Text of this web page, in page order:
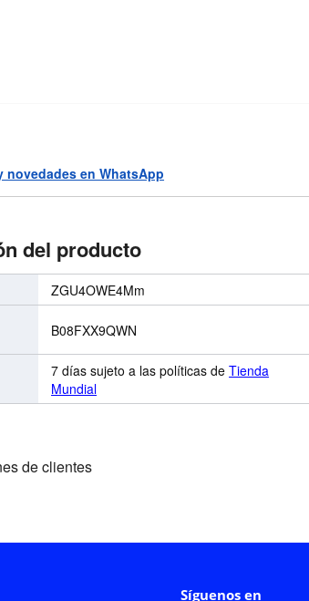
novedades en WhatsApp
del producto
ZGU4OWE4Mm
B08FXX9QWN
7 días sujeto a las políticas deTienda
Mundial
de clientes
Síguenos en